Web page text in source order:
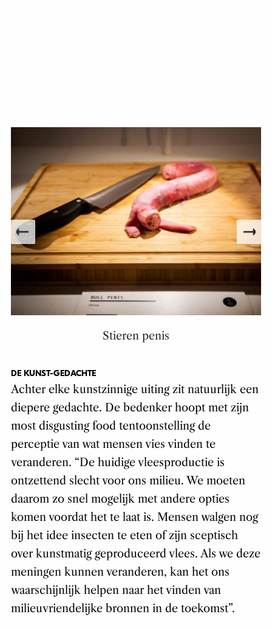
Stieren penis
DE KUNST-GEDACHTE
Achter elke kunstzinnige uiting zit natuurlijk een
diepere gedachte. De bedenker hoopt met zijn
most disgusting food tentoonstelling de
perceptie van wat mensen vies vinden te
veranderen. “De huidige vleesproductie is
ontzettend slecht voor ons milieu. We moeten
daarom zo snel mogelijk met andere opties
komen voordat het te laat is. Mensen walgen nog
bij het idee insecten te eten of zijn sceptisch
over kunstmatig geproduceerd vlees. Als we deze
meningen kunnen veranderen, kan het ons
waarschijnlijk helpen naar het vinden van
milieuvriendelijke bronnen in de toekomst”.